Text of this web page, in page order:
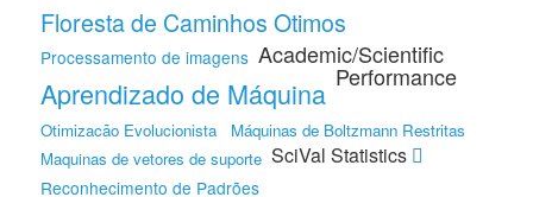
Floresta de Caminhos Otimos
Processamento de imagens
Aprendizado de Máquina
Otimizacão Evolucionista
Máquinas de Boltzmann Restritas
Maquinas de vetores de suporte
Reconhecimento de Padrões
Academic/Scientific
Performance
SciVal Statistics